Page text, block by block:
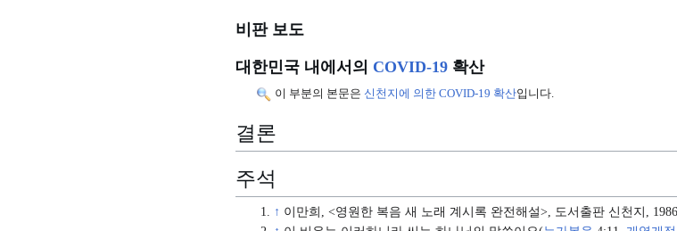
비판 보도
대한민국 내에서의 COVID-19 확산
이 부분의 본문은 신천지에 의한 COVID-19 확산입니다.
결론
주석
↑ 이만희, <영원한 복음 새 노래 계시록 완전해설>, 도서출판 신천지,